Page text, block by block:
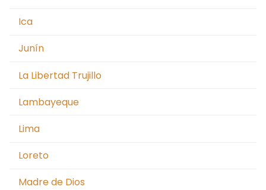
Ica
Junín
La Libertad Trujillo
Lambayeque
Lima
Loreto
Madre de Dios